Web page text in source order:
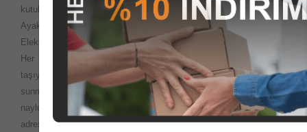
kutuları, gıda kutuları, ofset baskılı baskısız kutu koli ürünleri,
Ayakkabı kutuları, Yedekparça kutuları, özel ofset baskılı kutular,
Elektronik cihaz kutularını en uygun fiyatlara sizlere sunuyoruz.
Her yerde ihtiyaç duyabileceğiniz Ofis veya evinizi
taşıyacaksınız? Çok fazla ürün seçeneği ve en iyi fiyatları sizlere
sunma politikamız ile istediğiniz ebatlardaki kutu koli balonlu
naylon ambalaj ürünlerini aynı gün kargo ile en kısa sürede
adresinize teslim ediyoruz. Taşıma esnasında kapı kapı